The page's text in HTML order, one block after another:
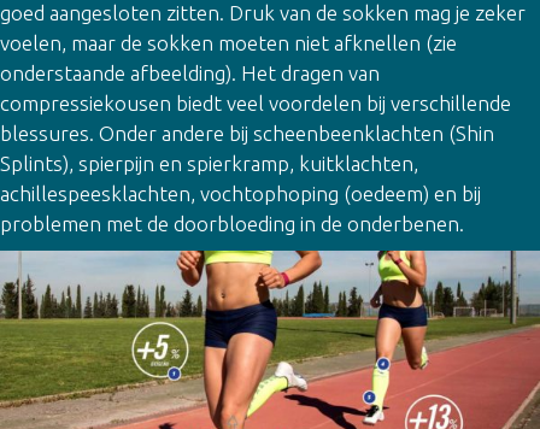
goed aangesloten zitten. Druk van de sokken mag je zeker
voelen, maar de sokken moeten niet afknellen (zie
onderstaande afbeelding). Het dragen van
compressiekousen biedt veel voordelen bij verschillende
blessures. Onder andere bij scheenbeenklachten (Shin
Splints), spierpijn en spierkramp, kuitklachten,
achillespeesklachten, vochtophoping (oedeem) en bij
problemen met de doorbloeding in de onderbenen.